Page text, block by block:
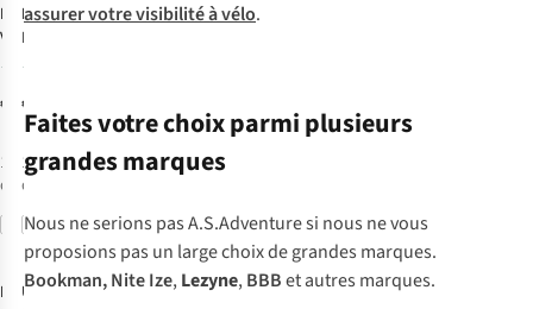
KnogEclairage
Vélo Plus
Twinpack
€39,99
1
couleur
disponible
Comparer
Lezyne
Eclairage Vélo
Led Ktv Drive
€25,95
1couleur
disponible
Comparer
Lezyne
UrbanProof
assurer votre visibilité à vélo.
Faites votre choix parmi plusieurs
grandes marques
Nous ne serions pas A.S.Adventure si nous ne vous
proposions pas un large choix de grandes marques.
Bookman,Nite Ize,Lezyne,BBBet autres marques.